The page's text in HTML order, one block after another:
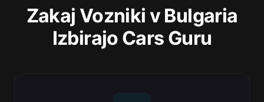
Zakaj Vozniki v Bulgaria
Izbirajo Cars Guru